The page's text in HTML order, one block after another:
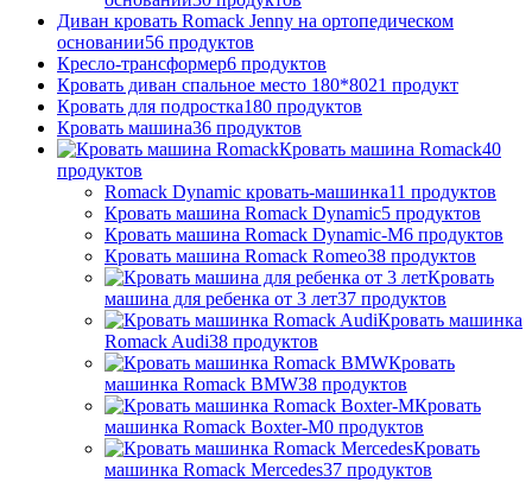
Диван кровать Romack Jenny на ортопедическом
основании56 продуктов
Кресло-трансформер6 продуктов
Кровать диван спальное место 180*8021 продукт
Кровать для подростка180 продуктов
Кровать машина36 продуктов
Кровать машина Romack40
продуктов
Romack Dynamic кровать-машинка11 продуктов
Кровать машина Romack Dynamic5 продуктов
Кровать машина Romack Dynamic-M6 продуктов
Кровать машина Romack Romeo38 продуктов
Кровать
машина для ребенка от 3 лет37 продуктов
Кровать машинка
Romack Audi38 продуктов
Кровать
машинка Romack BMW38 продуктов
Кровать
машинка Romack Boxter-M0 продуктов
Кровать
машинка Romack Mercedes37 продуктов